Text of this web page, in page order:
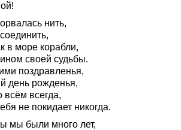
нить,
в море корабли,
своей судьбы.
поздравленья,
день рожденья,
всём всегда,
не покидает никогда.
мы были много лет,